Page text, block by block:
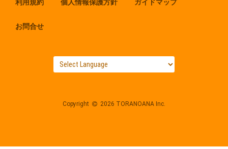
利用規約 個人情報保護方針 ガイドマップ
お問合せ
Copyright 2026 TORANOANA Inc.